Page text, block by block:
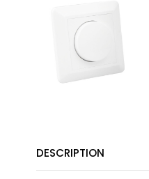
DESCRIPTION